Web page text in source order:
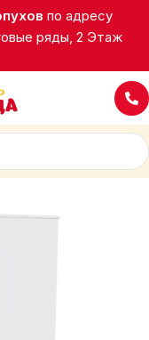
по адресу
ряды, 2 Этаж